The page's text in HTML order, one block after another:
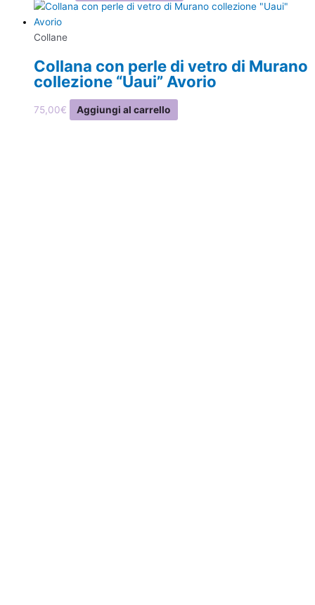
Collane
Collana con perle di vetro di Murano
collezione “Uaui” Avorio
75,00€ Aggiungi al carrello